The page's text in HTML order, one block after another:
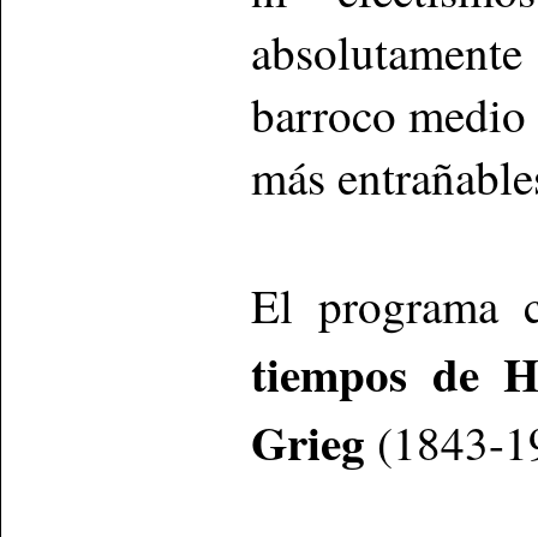
barroco
más
El
tiempos de
Grieg (1843-